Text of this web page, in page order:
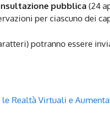
pubblica (24
per ciascuno dei
potranno essere
Realtà Virtuali e